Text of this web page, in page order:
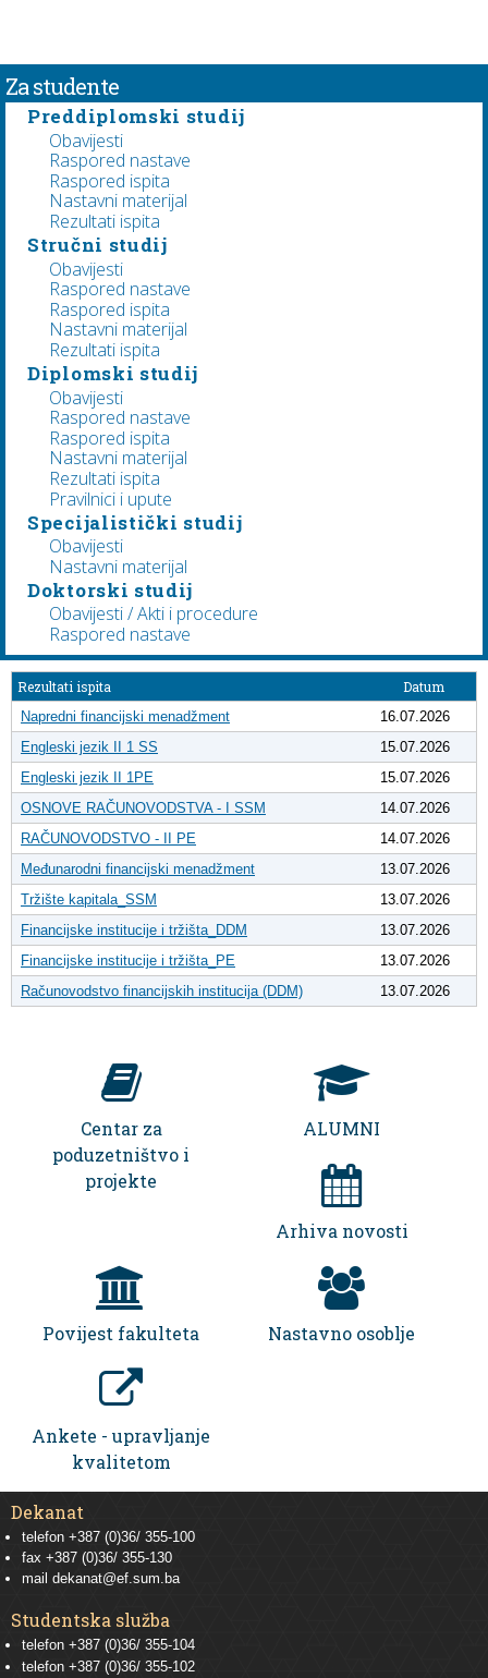
Za studente
Preddiplomski studij
Obavijesti
Raspored nastave
Raspored ispita
Nastavni materijal
Rezultati ispita
Stručni studij
Obavijesti
Raspored nastave
Raspored ispita
Nastavni materijal
Rezultati ispita
Diplomski studij
Obavijesti
Raspored nastave
Raspored ispita
Nastavni materijal
Rezultati ispita
Pravilnici i upute
Specijalistički studij
Obavijesti
Nastavni materijal
Doktorski studij
Obavijesti / Akti i procedure
Raspored nastave
Rezultati ispita Datum
Napredni financijski menadžment
16.07.2026
Engleski jezik II 1 SS
15.07.2026
Engleski jezik II 1PE
15.07.2026
OSNOVE RAČUNOVODSTVA - I SSM
14.07.2026
RAČUNOVODSTVO - II PE
14.07.2026
Međunarodni financijski menadžment
13.07.2026
Tržište kapitala_SSM
13.07.2026
Financijske institucije i tržišta_DDM
13.07.2026
Financijske institucije i tržišta_PE
13.07.2026
Računovodstvo financijskih institucija (DDM)
13.07.2026
Centar za
poduzetništvo i
projekte
ALUMNI
Arhiva novosti
Povijest fakulteta Nastavno osoblje
Ankete - upravljanje
kvalitetom
Dekanat
telefon +387 (0)36/ 355-100
fax +387 (0)36/ 355-130
mail dekanat@ef.sum.ba
Studentska služba
telefon +387 (0)36/ 355-104
telefon +387 (0)36/ 355-102